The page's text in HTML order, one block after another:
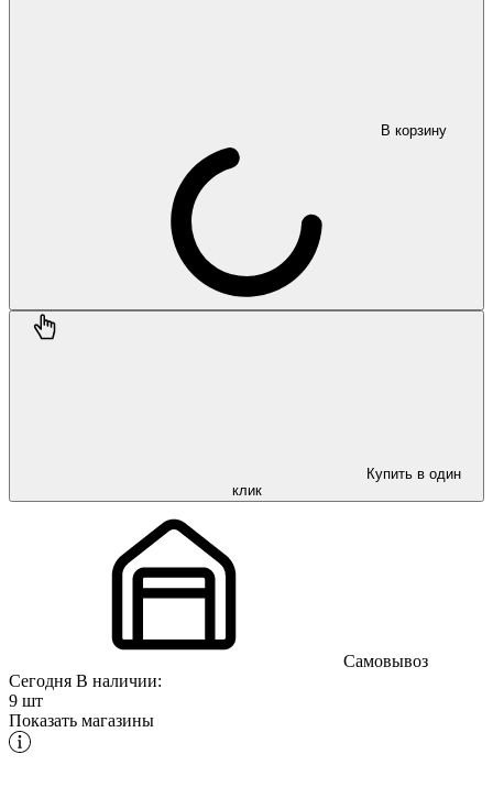
В корзину
Купить в один
клик
Самовывоз
Сегодня В наличии:
9 шт
Показать магазины